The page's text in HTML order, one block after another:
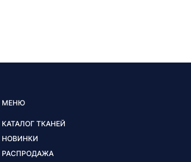
МЕНЮ
КАТАЛОГ ТКАНЕЙ
НОВИНКИ
РАСПРОДАЖА